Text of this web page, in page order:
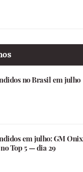
no Brasil em julho
em julho: GM Onix
Top 5 — dia 29